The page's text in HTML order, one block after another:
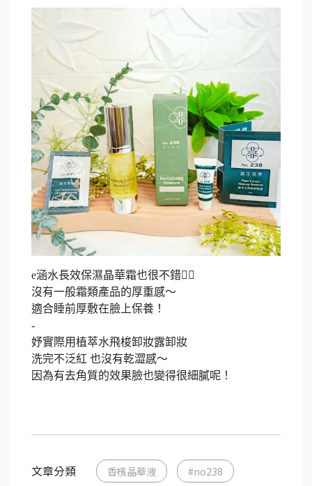
e涵水長效保濕晶華霜也很不錯👍🏻
沒有一般霜類產品的厚重感～
適合睡前厚敷在臉上保養！
-
妤實際用植萃水飛梭卸妝露卸妝
洗完不泛紅 也沒有乾澀感～
因為有去角質的效果臉也變得很細膩呢！
文章分類 香檳晶華液 #no238